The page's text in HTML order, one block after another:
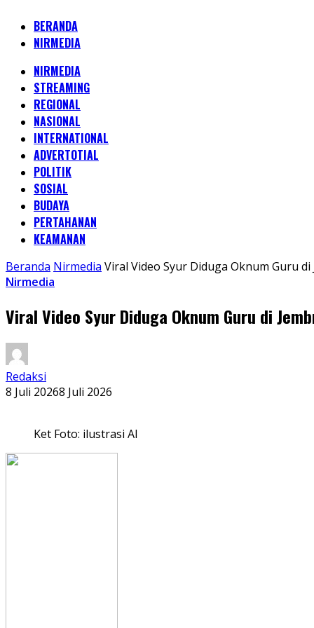
BERANDA
NIRMEDIA
NIRMEDIA
STREAMING
REGIONAL
NASIONAL
INTERNATIONAL
ADVERTOTIAL
POLITIK
SOSIAL
BUDAYA
PERTAHANAN
KEAMANAN
Beranda Nirmedia Viral Video Syur Diduga Oknum Guru
Nirmedia
Viral Video Syur Diduga Oknum Guru di
Redaksi
8 Juli 20268 Juli 2026
Ket Foto: ilustrasi AI